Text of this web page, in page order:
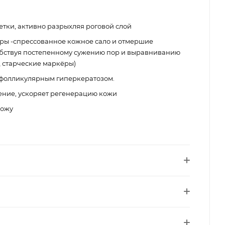
активно разрыхляя роговой слой
-спрессованное кожное сало и отмершие
постепенному сужению пор и выравниванию
старческие маркёры)
гиперкератозом.
ускоряет регенерацию кожи